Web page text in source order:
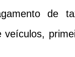
de